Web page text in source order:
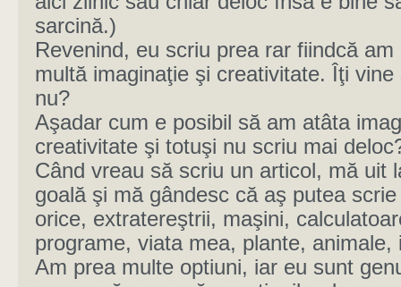
sarcină.)
Revenind, eu scriu prea rar fiindcă am
multă imaginaţie şi creativitate. Îţi vine
nu?
Aşadar cum e posibil să am atâta
creativitate şi totuşi nu scriu mai
Când vreau să scriu un articol, mă uit
goală şi mă gândesc că aş putea
orice, extratereştrii, maşini,
programe, viata mea, plante,
Am prea multe optiuni, iar eu sunt